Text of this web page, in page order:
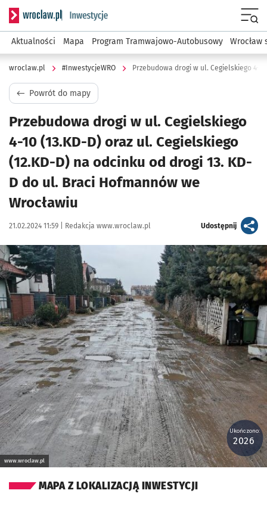
Serwis informacyjny wroclaw.pl podserwis:
Aktualności Mapa Program Tramwajowo-Autobusowy Wrocław
wroclaw.pl #InwestycjeWRO
Powrót do mapy
Przebudowa drogi w ul. Cegielskiego
4-10 (13.KD-D) oraz ul. Cegielskiego
(12.KD-D) na odcinku od drogi 13. KD-
D do ul. Braci Hofmannów we
Wrocławiu
Data publikacji:
21.02.2024 11:59 | Autor:
Redakcja www.wroclaw.pl Udostępnijartykuł
Kliknij, aby powiększyć
www.wroclaw.pl
Ukończono:
2026
MAPA Z LOKALIZACJĄ INWESTYCJI